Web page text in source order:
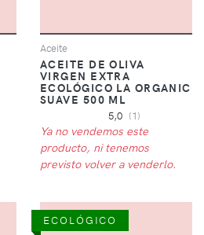
Aceite
ACEITE DE OLIVA
VIRGEN EXTRA
ECOLÓGICO LA ORGANIC
SUAVE 500 ML
5,0 (1)
Ya no vendemos este
producto, ni tenemos
previsto volver a venderlo.
ECOLÓGICO